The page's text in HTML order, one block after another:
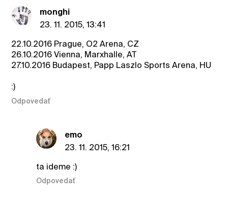
monghi
23. 11. 2015, 13:41
22.10.2016 Prague, O2 Arena, CZ
26.10.2016 Vienna, Marxhalle, AT
27.10.2016 Budapest, Papp Laszlo Sports Arena, HU
:)
Odpovedať
emo
23. 11. 2015, 16:21
ta ideme :)
Odpovedať